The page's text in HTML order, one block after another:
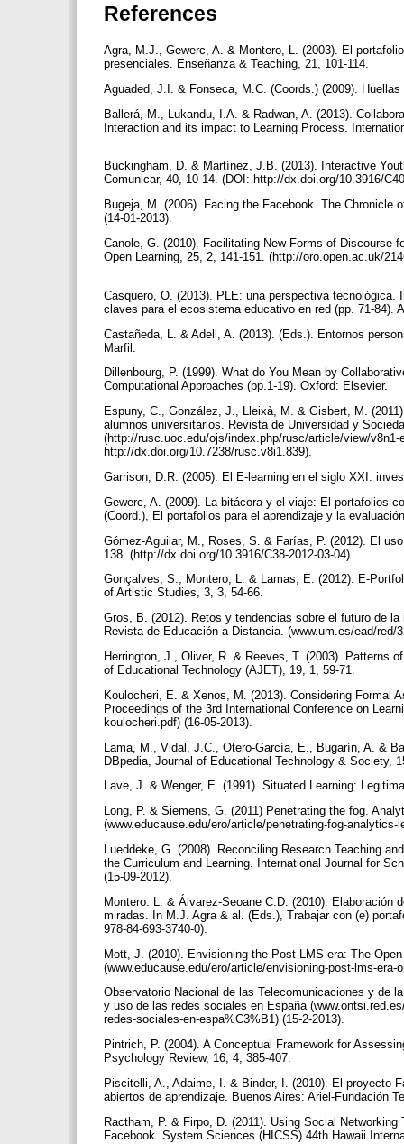
References
Agra, M.J., Gewerc, A. & Montero, L. (2003). El
presenciales. Enseñanza & Teaching, 21, 101-114.
Aguaded, J.I. & Fonseca, M.C. (Coords.) (2009).
Ballerá, M., Lukandu, I.A. & Radwan, A. (2013).
Interaction and its impact to Learning Process.
Buckingham, D. & Martínez, J.B. (2013). Interactive
Comunicar, 40, 10-14. (DOI: http://dx.doi.org/10.3916/
Bugeja, M. (2006). Facing the Facebook. The Chronicle
(14-01-2013).
Canole, G. (2010). Facilitating New Forms of Discourse
Open Learning, 25, 2, 141-151. (http://oro.open.ac.uk/
Casquero, O. (2013). PLE: una perspectiva
claves para el ecosistema educativo en red (pp. 71-84).
Castañeda, L. & Adell, A. (2013). (Eds.). Entornos
Marfil.
Dillenbourg, P. (1999). What do You Mean by
Computational Approaches (pp.1-19). Oxford: Elsevier.
Espuny, C., González, J., Lleixà, M. & Gisbert, M.
alumnos universitarios. Revista de Universidad y
(http://rusc.uoc.edu/ojs/index.php/rusc/article/view/
http://dx.doi.org/10.7238/rusc.v8i1.839).
Garrison, D.R. (2005). El E-learning en el siglo XXI:
Gewerc, A. (2009). La bitácora y el viaje: El portafolios
(Coord.), El portafolios para el aprendizaje y la
Gómez-Aguilar, M., Roses, S. & Farías, P. (2012). El
138. (http://dx.doi.org/10.3916/C38-2012-03-04).
Gonçalves, S., Montero, L. & Lamas, E. (2012). E-
of Artistic Studies, 3, 3, 54-66.
Gros, B. (2012). Retos y tendencias sobre el futuro de
Revista de Educación a Distancia. (www.um.es/ead/red/
Herrington, J., Oliver, R. & Reeves, T. (2003). Patterns
of Educational Technology (AJET), 19, 1, 59-71.
Koulocheri, E. & Xenos, M. (2013). Considering Formal
Proceedings of the 3rd International Conference on
koulocheri.pdf) (16-05-2013).
Lama, M., Vidal, J.C., Otero-García, E., Bugarín, A. &
DBpedia, Journal of Educational Technology & Society,
Lave, J. & Wenger, E. (1991). Situated Learning:
Long, P. & Siemens, G. (2011) Penetrating the fog.
(www.educause.edu/ero/article/penetrating-fog-
Lueddeke, G. (2008). Reconciling Research Teaching
the Curriculum and Learning. International Journal for
(15-09-2012).
Montero. L. & Álvarez-Seoane C.D. (2010). Elaboración
miradas. In M.J. Agra & al. (Eds.), Trabajar con (e)
978-84-693-3740-0).
Mott, J. (2010). Envisioning the Post-LMS era: The
(www.educause.edu/ero/article/envisioning-post-lms-era-
Observatorio Nacional de las Telecomunicaciones y de
y uso de las redes sociales en España
redes-sociales-en-espa%C3%B1) (15-2-2013).
Pintrich, P. (2004). A Conceptual Framework for
Psychology Review, 16, 4, 385-407.
Piscitelli, A., Adaime, I. & Binder, I. (2010). El proyecto
abiertos de aprendizaje. Buenos Aires: Ariel-Fundación
Ractham, P. & Firpo, D. (2011). Using Social
Facebook. System Sciences (HICSS) 44th Hawaii